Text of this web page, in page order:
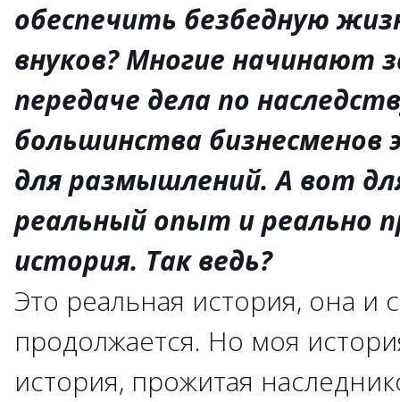
обеспечить безбедную
внуков? Многие начинают
передаче дела по
большинства
для размышлений. А вот
реальный опыт и реально
история. Так ведь?
Это реальная история, она и
продолжается. Но моя
история, прожитая